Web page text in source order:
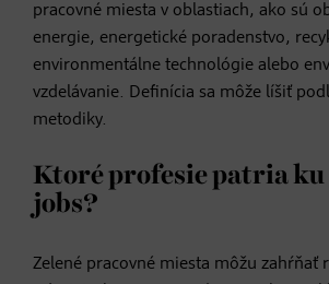
pracovné miesta v oblastiach, ako sú
energie, energetické poradenstvo,
environmentálne technológie alebo
vzdelávanie. Definícia sa môže líšiť
metodiky.
Ktoré profesie patria ku
jobs?
Zelené pracovné miesta môžu zahŕňať